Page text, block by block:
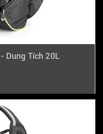
Dung Tích 20L